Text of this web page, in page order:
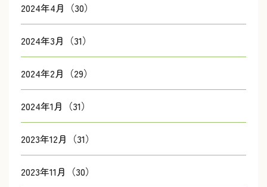
2024年4月（30）
2024年3月（31）
2024年2月（29）
2024年1月（31）
2023年12月（31）
2023年11月（30）